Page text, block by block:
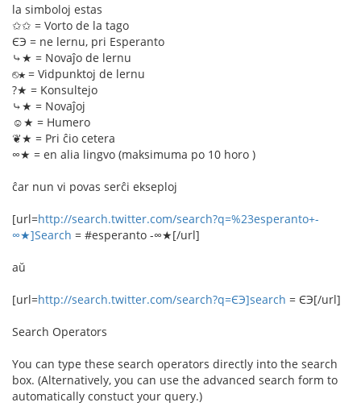
la simboloj estas
✩✩ = Vorto de la tago
ЄЭ = ne lernu, pri Esperanto
⤷★ = Novaĵo de lernu
⎋★ = Vidpunktoj de lernu
?★ = Konsultejo
⤷★ = Novaĵoj
☺★ = Humero
❦★ = Pri ĉio cetera
∞★ = en alia lingvo (maksimuma po 10 horo )
ĉar nun vi povas serĉi ekseploj
[url=http://search.twitter.com/search?q=%23esperanto+-
∞★]Search = #esperanto -∞★[/url]
aŭ
[url=http://search.twitter.com/search?q=ЄЭ]search = ЄЭ[/url]
Search Operators
You can type these search operators directly into the search
box. (Alternatively, you can use the advanced search form to
automatically constuct your query.)